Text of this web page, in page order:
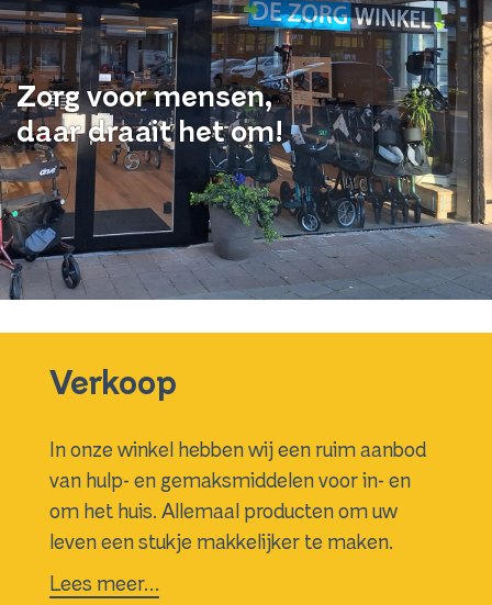
Zorg voor mensen,
daar draait het om!
Verkoop
In onze winkel hebben wij een ruim aanbod
van hulp- en gemaksmiddelen voor in- en
om het huis. Allemaal producten om uw
leven een stukje makkelijker te maken.
Lees meer…